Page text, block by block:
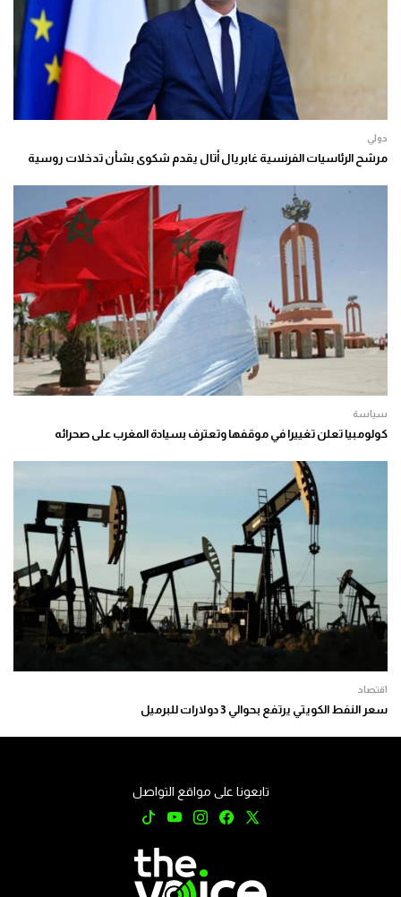
دولي
مرشح الرئاسيات الفرنسية غابريال أتال يقدم شكوى بشأن تدخلات روسية
سياسة
كولومبيا تعلن تغييرا في موقفها وتعترف بسيادة المغرب على صحرائه
اقتصاد
سعر النفط الكويتي يرتفع بحوالي 3 دولارات للبرميل
تابعونا على مواقع التواصل